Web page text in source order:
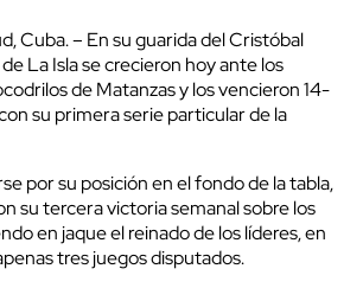
Cuba. – En su guarida del Cristóbal
La Isla se crecieron hoy ante los
de Matanzas y los vencieron 14-
su primera serie particular de la
por su posición en el fondo de la tabla,
su tercera victoria semanal sobre los
en jaque el reinado de los líderes, en
tres juegos disputados.